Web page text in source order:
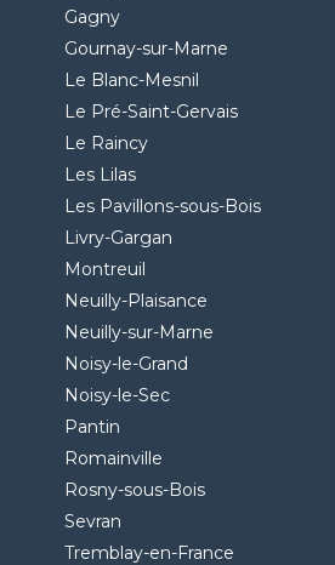
Gagny
Gournay-sur-Marne
Le Blanc-Mesnil
Le Pré-Saint-Gervais
Le Raincy
Les Lilas
Les Pavillons-sous-Bois
Livry-Gargan
Montreuil
Neuilly-Plaisance
Neuilly-sur-Marne
Noisy-le-Grand
Noisy-le-Sec
Pantin
Romainville
Rosny-sous-Bois
Sevran
Tremblay-en-France